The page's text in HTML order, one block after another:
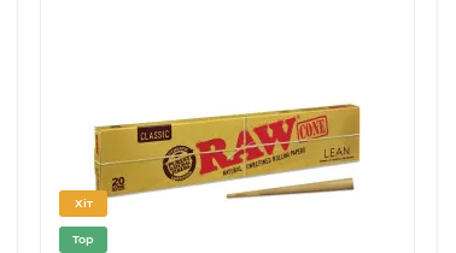
Хіт
Top